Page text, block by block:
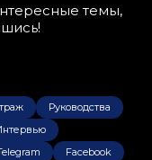
темы,
Руководства
Facebook